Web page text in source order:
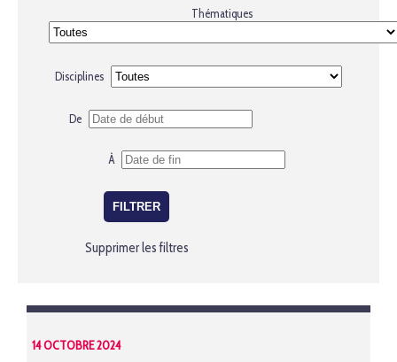
Thématiques
Disciplines
De
À
Supprimer les filtres
14 OCTOBRE 2024